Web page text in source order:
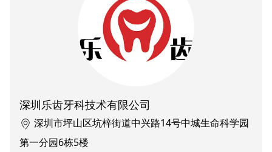
深圳乐齿牙科技术有限公司
深圳市坪山区坑梓街道中兴路14号中城生命科学园
第一分园6栋5楼